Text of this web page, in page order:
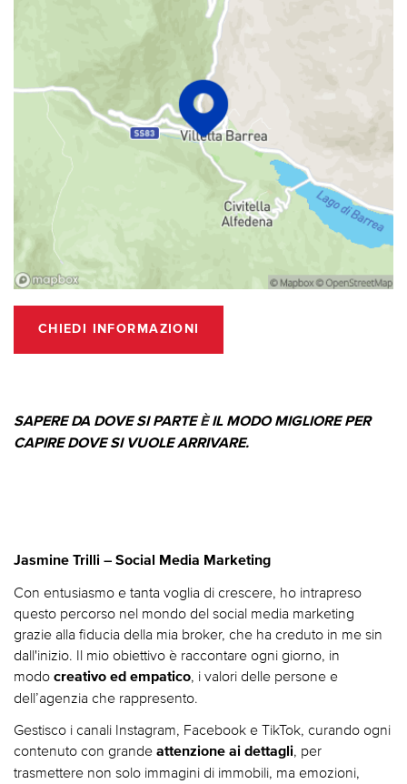
CHIEDI INFORMAZIONI
SAPERE DA DOVE SI PARTEÈIL MODO MIGLIORE PER
CAPIRE DOVE SI VUOLE ARRIVARE.
Jasmine Trilli – Social Media Marketing
Con entusiasmo e tanta voglia di crescere, ho intrapreso
questo percorso nel mondo del social media marketing
grazie alla fiducia della mia broker, che ha creduto in me sin
dall'inizio. Il mio obiettivo è raccontare ogni giorno, in
modo creativo ed empatico, i valori delle persone e
dell’agenzia che rappresento.
Gestisco i canali Instagram, Facebook e TikTok, curando ogni
contenuto con grande attenzione ai dettagli, per
trasmettere non solo immagini di immobili, ma emozioni,